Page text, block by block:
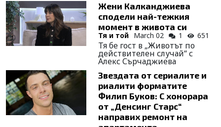
Жени Калканджиева
сподели най-тежкия
момент в живота си
Тя и той March 02 1 651
Тя бе гост в „Животът по
действителен случай“ с
Алекс Сърчаджиева
Звездата от сериалите и
риалити форматите
Филип Буков: С хонорара
от „Денсинг Старс“
направих ремонт на